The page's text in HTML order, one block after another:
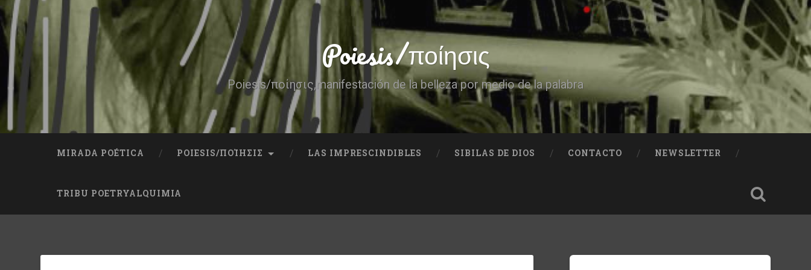
Skip
to
content
Search
Poiesis/ποίησις
Poiesis/ποίησις,manifestación de la belleza por medio de la palabra
MIRADA POÉTICA POIESIS/ΠΟΊΗΣΙΣ LAS IMPRESCINDIBLES SIBILAS DE DIOS CONTACTO NEWSLETTER
TRIBU POETRYALQUIMIA